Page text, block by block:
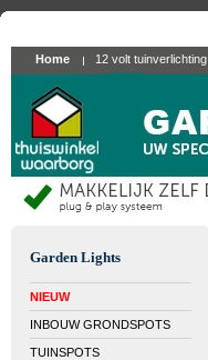
Home 12 volt tuinverlichting
Garden Lights
NIEUW
INBOUW GRONDSPOTS
TUINSPOTS